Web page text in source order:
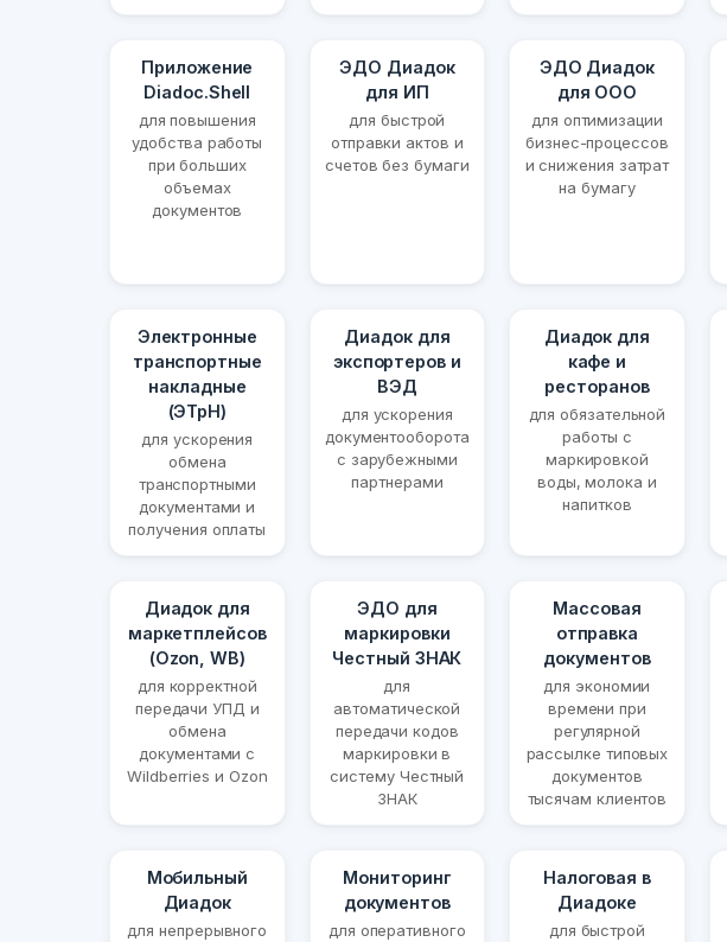
Приложение
Diadoc.Shell
для повышения
удобства работы
при больших
объемах
документов
ЭДО Диадок
для ИП
для быстрой
отправки актов и
счетов без бумаги
ЭДО Диадок
для ООО
для оптимизации
бизнес-процессов
и снижения затрат
на бумагу
Электронные
транспортные
накладные
(ЭТрН)
для ускорения
обмена
транспортными
документами и
получения оплаты
Диадок для
экспортеров и
ВЭД
для ускорения
документооборота
с зарубежными
партнерами
Диадок для
кафе и
ресторанов
для обязательной
работы с
маркировкой
воды, молока и
напитков
Диадок для
маркетплейсов
(Ozon, WB)
для корректной
передачи УПД и
обмена
документами с
Wildberries и Ozon
ЭДО для
маркировки
Честный ЗНАК
для
автоматической
передачи кодов
маркировки в
систему Честный
ЗНАК
Массовая
отправка
документов
для экономии
времени при
регулярной
рассылке типовых
документов
тысячам клиентов
Мобильный
Диадок
для непрерывного
Мониторинг
документов
для оперативного
Налоговая в
Диадоке
для быстрой